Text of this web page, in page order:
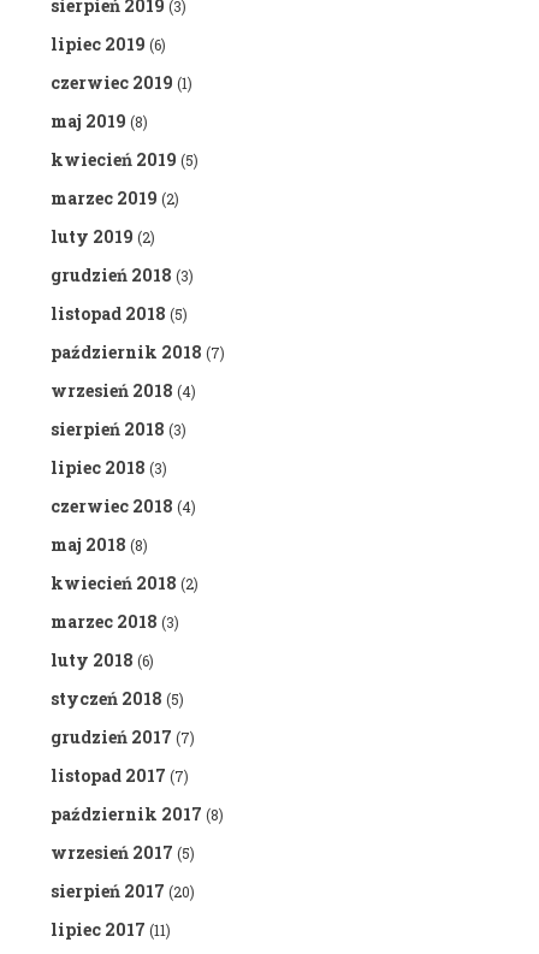
sierpień 2019 (3)
lipiec 2019 (6)
czerwiec 2019 (1)
maj 2019 (8)
kwiecień 2019 (5)
marzec 2019 (2)
luty 2019 (2)
grudzień 2018 (3)
listopad 2018 (5)
październik 2018 (7)
wrzesień 2018 (4)
sierpień 2018 (3)
lipiec 2018 (3)
czerwiec 2018 (4)
maj 2018 (8)
kwiecień 2018 (2)
marzec 2018 (3)
luty 2018 (6)
styczeń 2018 (5)
grudzień 2017 (7)
listopad 2017 (7)
październik 2017 (8)
wrzesień 2017 (5)
sierpień 2017 (20)
lipiec 2017 (11)